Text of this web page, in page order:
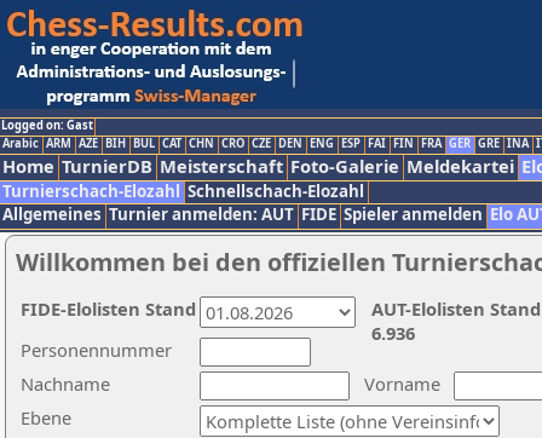
Logged on: Gast
Arabic ARM AZE BIH BUL CAT CHN CRO CZE DEN ENG ESP FAI FIN FRA GER GRE INA
Home TurnierDB Meisterschaft Foto-Galerie Meldekartei
Turnierschach-Elozahl Schnellschach-Elozahl
Allgemeines Turnier anmelden: AUT FIDE Spieler anmelden Elo
Willkommen bei den offiziellen
Nachname
Vorname
Ebene
Personennummer
AUT-Elolisten
6.936
FIDE-Elolisten Stand